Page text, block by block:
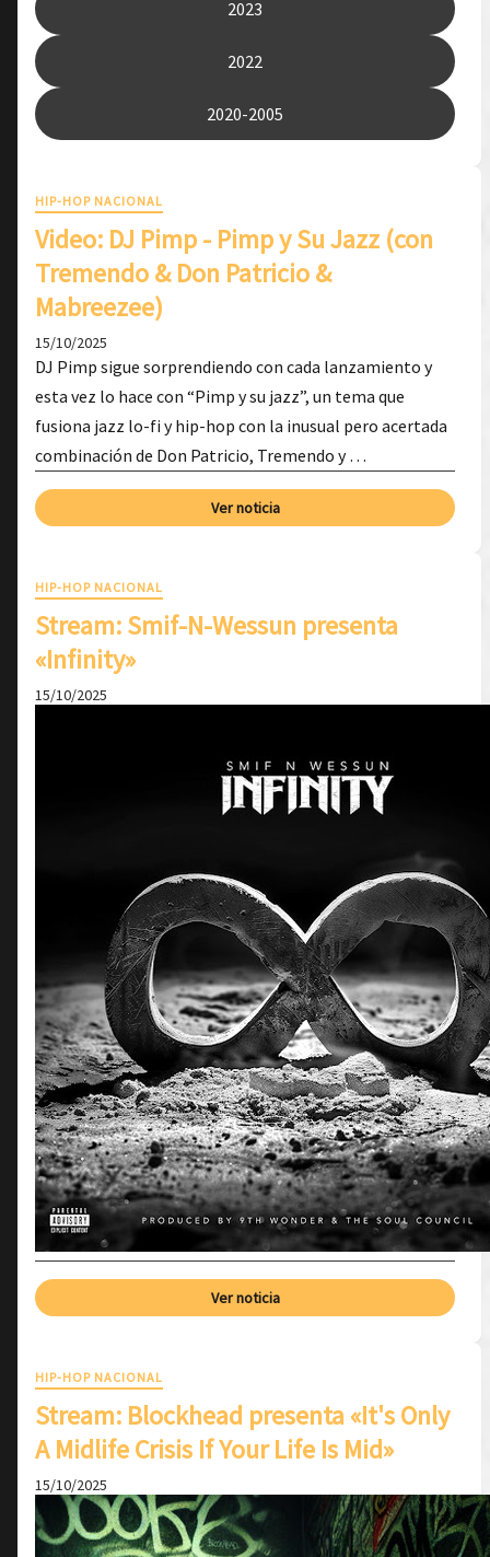
2023
2022
2020-2005
HIP-HOP NACIONAL
Video: DJ Pimp - Pimp y Su Jazz (con
Tremendo & Don Patricio &
Mabreezee)
15/10/2025
DJ Pimp sigue sorprendiendo con cada lanzamiento y
esta vez lo hace con “Pimp y su jazz”, un tema que
fusiona jazz lo-fi y hip-hop con la inusual pero acertada
combinación de Don Patricio, Tremendo y …
Ver noticia
HIP-HOP NACIONAL
Stream: Smif-N-Wessun presenta
«Infinity»
15/10/2025
Ver noticia
HIP-HOP NACIONAL
Stream: Blockhead presenta «It's Only
A Midlife Crisis If Your Life Is Mid»
15/10/2025